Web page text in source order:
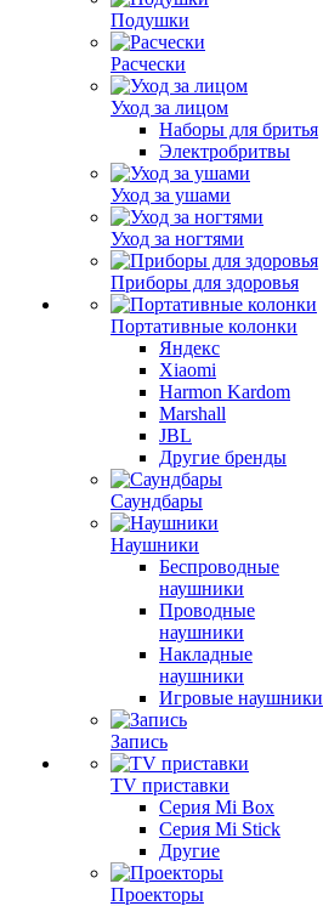
Подушки
Расчески
Уход за лицом
Наборы для бритья
Электробритвы
Уход за ушами
Уход за ногтями
Приборы для здоровья
Портативные колонки
Яндекс
Xiaomi
Harmon Kardom
Marshall
JBL
Другие бренды
Саундбары
Наушники
Беспроводные
наушники
Проводные
наушники
Накладные
наушники
Игровые наушники
Запись
TV приставки
Серия Mi Box
Серия Mi Stick
Другие
Проекторы